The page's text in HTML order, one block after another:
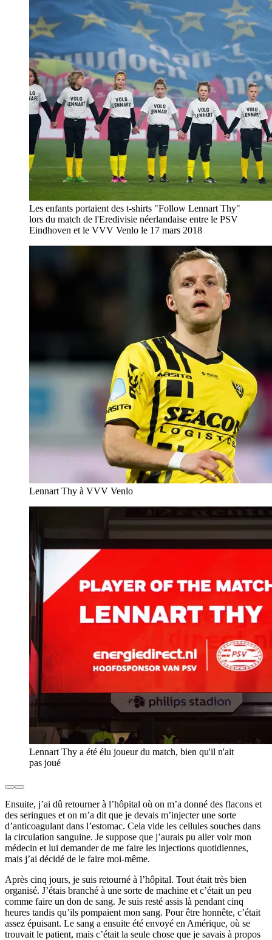
Les enfants portaient des t-shirts "Follow Lennart Thy"
lors du match de l'Eredivisie néerlandaise entre le PSV
Eindhoven et le VVV Venlo le 17 mars 2018
Lennart Thy à VVV Venlo
Lennart Thy a été élu joueur du match, bien qu'il n'ait
pas joué
Ensuite, j’ai dû retourner à l’hôpital où on m’a donné des flacons et
des seringues et on m’a dit que je devais m’injecter une sorte
d’anticoagulant dans l’estomac. Cela vide les cellules souches dans
la circulation sanguine. Je suppose que j’aurais pu aller voir mon
médecin et lui demander de me faire les injections quotidiennes,
mais j’ai décidé de le faire moi-même.
Après cinq jours, je suis retourné à l’hôpital. Tout était très bien
organisé. J’étais branché à une sorte de machine et c’était un peu
comme faire un don de sang. Je suis resté assis là pendant cinq
heures tandis qu’ils pompaient mon sang. Pour être honnête, c’était
assez épuisant. Le sang a ensuite été envoyé en Amérique, où se
trouvait le patient, mais c’était la seule chose que je savais à propos